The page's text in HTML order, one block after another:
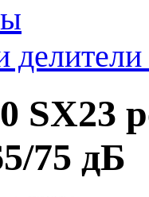
SX23
75 дБ